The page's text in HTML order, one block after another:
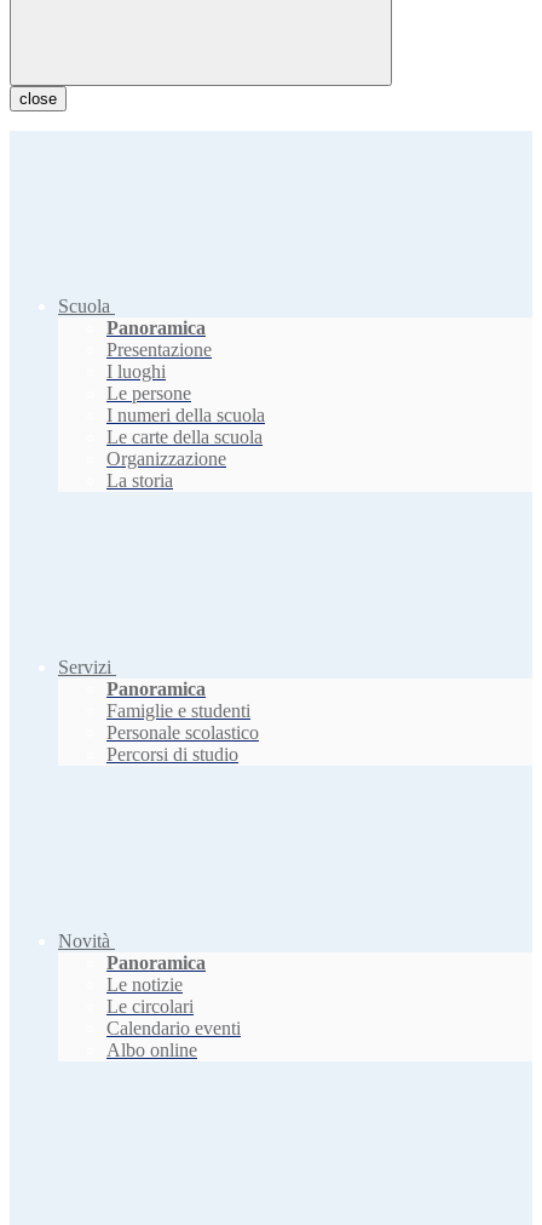
close
Scuola
Panoramica
Presentazione
I luoghi
Le persone
I numeri della scuola
Le carte della scuola
Organizzazione
La storia
Servizi
Panoramica
Famiglie e studenti
Personale scolastico
Percorsi di studio
Novità
Panoramica
Le notizie
Le circolari
Calendario eventi
Albo online